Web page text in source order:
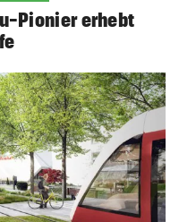
Pionier erhebt